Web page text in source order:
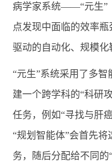
病学家系统——“元生”
点发现中面临的效率
驱动的自动化、规模化
“元生”系统采用了多智
建一个跨学科的“科研
任务，例如“寻找与肝
“规划智能体”会首先将
务，随后分配给不同的